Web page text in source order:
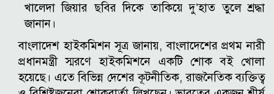
খালেদা জিয়ার ছবির দিকে তাকিয়ে দু’হাত তুলে শ্রদ্ধা
জানান।
বাংলাদেশ হাইকমিশন সূত্র জানায়, বাংলাদেশের প্রথম নারী
প্রধানমন্ত্রী স্মরণে হাইকমিশনে একটি শোক বই খোলা
হয়েছে। এতে বিভিন্ন দেশের কূটনীতিক, রাজনৈতিক ব্যক্তিত্ব